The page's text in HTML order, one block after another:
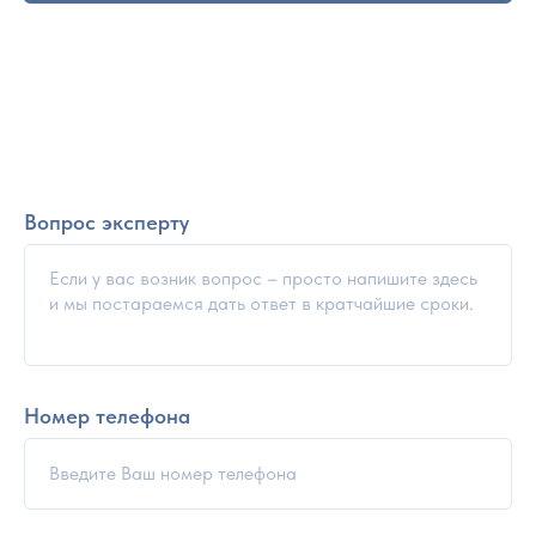
Вопрос эксперту
Номер телефона